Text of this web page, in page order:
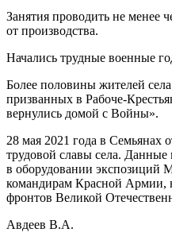
Занятия проводить не менее
от производства.
Начались трудные военные
Более половины жителей
призванных в Рабоче-
вернулись домой с Войны».
28 мая 2021 года в Семьянах
трудовой славы села.
в оборудовании экспозиций
командирам Красной Армии,
фронтов Великой
Авдеев В.А.